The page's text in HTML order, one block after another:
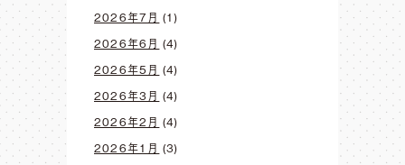
2026年7月 (1)
2026年6月 (4)
2026年5月 (4)
2026年3月 (4)
2026年2月 (4)
2026年1月 (3)